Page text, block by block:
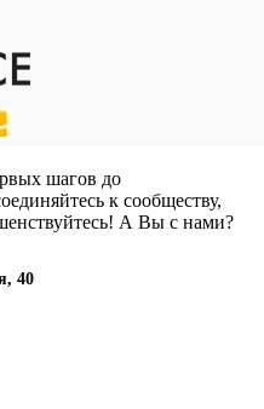
шагов до
к сообществу,
А Вы с нами?
40